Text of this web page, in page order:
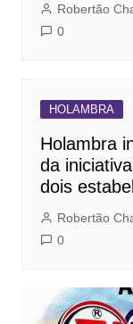
Robertão
0
HOLAMBRA
Holambra
da
dois
Robertão
0